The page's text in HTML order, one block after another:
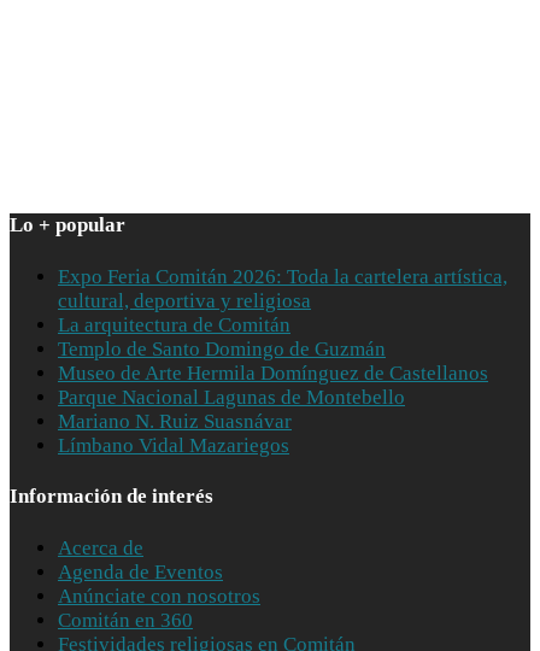
Lo + popular
Expo Feria Comitán 2026: Toda la cartelera artística,
cultural, deportiva y religiosa
La arquitectura de Comitán
Templo de Santo Domingo de Guzmán
Museo de Arte Hermila Domínguez de Castellanos
Parque Nacional Lagunas de Montebello
Mariano N. Ruiz Suasnávar
Límbano Vidal Mazariegos
Información de interés
Acerca de
Agenda de Eventos
Anúnciate con nosotros
Comitán en 360
Festividades religiosas en Comitán